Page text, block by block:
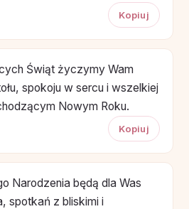
Kopiuj
Świąt życzymy Wam
spokoju w sercu i wszelkiej
Nowym Roku.
Kopiuj
Narodzenia będą dla Was
spotkań z bliskimi i